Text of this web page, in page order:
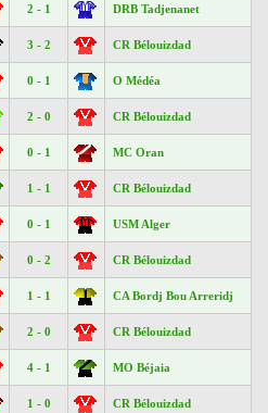
2 - 1 DRB Tadjenanet
3 - 2 CR Bélouizdad
0 - 1 O Médéa
2 - 0 CR Bélouizdad
0 - 1 MC Oran
1 - 1 CR Bélouizdad
0 - 1 USM Alger
0 - 2 CR Bélouizdad
1 - 1 CA Bordj Bou Arreridj
2 - 0 CR Bélouizdad
4 - 1 MO Béjaia
1 - 0 CR Bélouizdad